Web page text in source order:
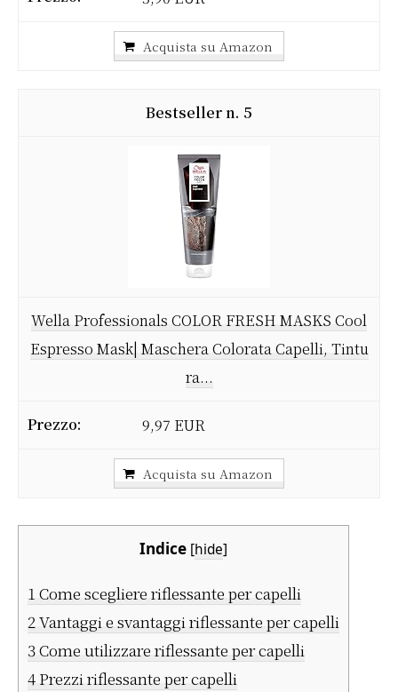
Acquista su Amazon
5
Wella Professionals COLOR FRESH MASKS Cool
Espresso Mask| Maschera Colorata Capelli, Tintu
ra...
9,97 EUR
Acquista su Amazon
Indice [hide]
1 Come scegliere riflessante per capelli
2 Vantaggi e svantaggi riflessante per capelli
3Come utilizzare riflessante per capelli
4 Prezzi riflessante per capelli